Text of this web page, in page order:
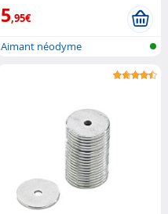
5,95€
Aimant néodyme